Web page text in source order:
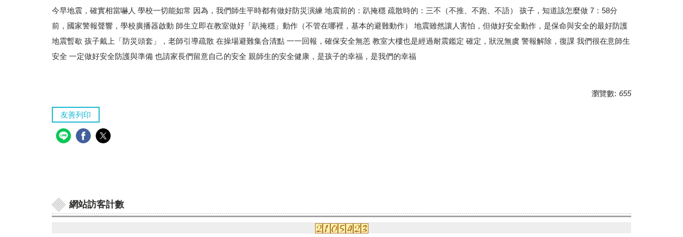
今早地震，確實相當嚇人 學校一切能如常 因為，我們師生平時都有做好防災演練 地震前的：趴掩穩 疏散時的：三不（不推、不跑、不語） 孩子，知道該怎麼做 7：58分
前，國家警報聲響，學校廣播器啟動 師生立即在教室做好「趴掩穩」動作（不管在哪裡，基本的避難動作） 地震雖然讓人害怕，但做好安全動作，是保命與安全的最好防護
地震暫歇 孩子戴上「防災頭套」，老師引導疏散 在操場避難集合清點 一一回報，確保安全無恙 教室大樓也是經過耐震鑑定 確定，狀況無虞 警報解除，復課 我們很在意師生
安全 一定做好安全防護與準備 也請家長們留意自己的安全 親師生的安全健康，是孩子的幸福，是我們的幸福
瀏覽數: 655
友善列印
網站訪客計數